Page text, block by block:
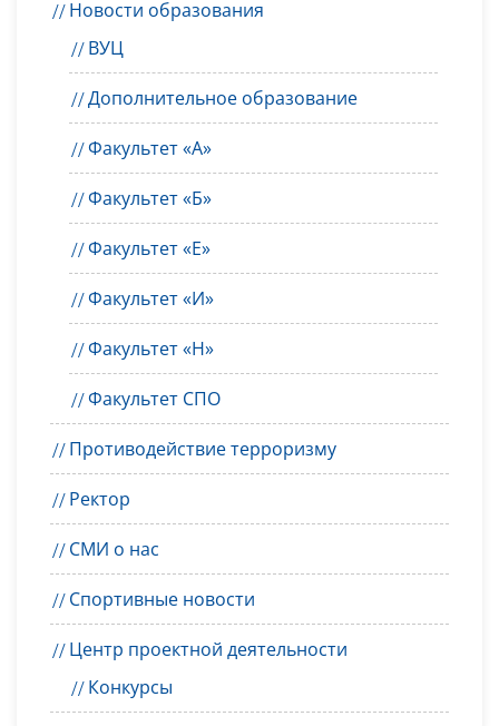
Новости образования
ВУЦ
Дополнительное образование
Факультет «А»
Факультет «Б»
Факультет «Е»
Факультет «И»
Факультет «Н»
Факультет СПО
Противодействие терроризму
Ректор
СМИ о нас
Спортивные новости
Центр проектной деятельности
Конкурсы